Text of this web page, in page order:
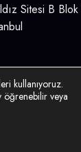
Sitesi B Blok
kullanıyoruz.
öğrenebilir veya